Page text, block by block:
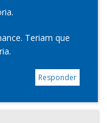
Teriam que
Responder